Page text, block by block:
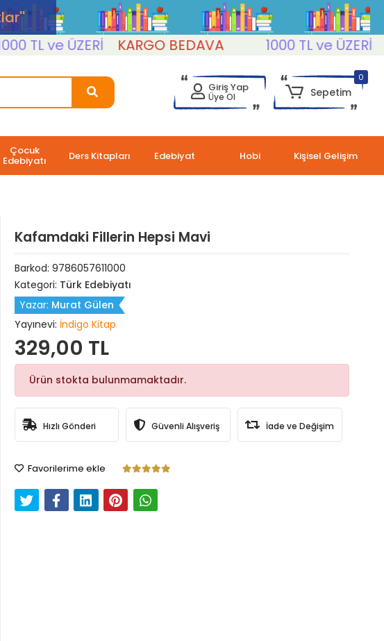
ve ÜZERİ KARGO BEDAVA 1000 TL ve ÜZERİ
Giriş Yap
Üye Ol
0
Sepetim
Çocuk
Edebiyatı Ders Kitapları Edebiyat Hobi Kişisel Gelişim
Kafamdaki Fillerin Hepsi Mavi
Barkod: 9786057611000
Kategori: Türk Edebiyatı
Yazar: Murat Gülen
Yayınevi: İndigo Kitap
329,00 TL
Ürün stokta bulunmamaktadır.
Hızlı Gönderi Güvenli Alışveriş İade ve Değişim
Favorilerime ekle